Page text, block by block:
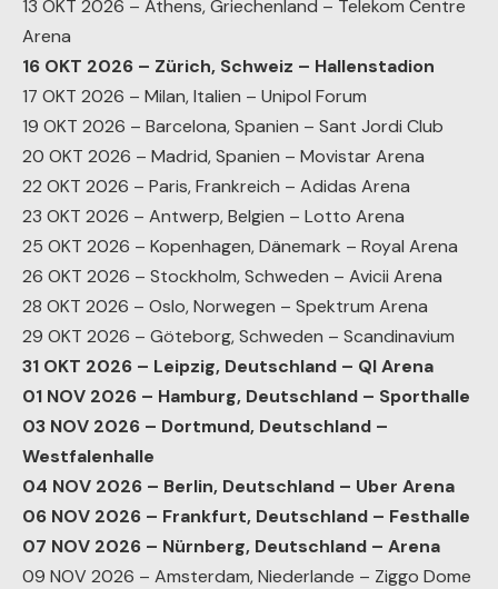
13 OKT 2026 – Athens, Griechenland – Telekom Centre
Arena
16 OKT 2026 – Zürich, Schweiz – Hallenstadion
17 OKT 2026 – Milan, Italien – Unipol Forum
19 OKT 2026 – Barcelona, Spanien – Sant Jordi Club
20 OKT 2026 – Madrid, Spanien – Movistar Arena
22 OKT 2026 – Paris, Frankreich – Adidas Arena
23 OKT 2026 – Antwerp, Belgien – Lotto Arena
25 OKT 2026 – Kopenhagen, Dänemark – Royal Arena
26 OKT 2026 – Stockholm, Schweden – Avicii Arena
28 OKT 2026 – Oslo, Norwegen – Spektrum Arena
29 OKT 2026 – Göteborg, Schweden – Scandinavium
31 OKT 2026 – Leipzig, Deutschland – QI Arena
01 NOV 2026 – Hamburg, Deutschland – Sporthalle
03 NOV 2026 – Dortmund, Deutschland –
Westfalenhalle
04 NOV 2026 – Berlin, Deutschland – Uber Arena
06 NOV 2026 – Frankfurt, Deutschland – Festhalle
07 NOV 2026 – Nürnberg, Deutschland – Arena
09 NOV 2026 – Amsterdam, Niederlande – Ziggo Dome